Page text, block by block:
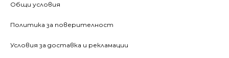
Общи условия
Политика за поверителност
Условия за доставка и рекламации